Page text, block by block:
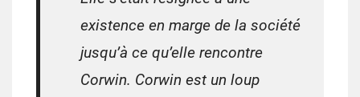
existence en marge de la société
jusqu’à ce qu’elle rencontre
Corwin. Corwin est un loup